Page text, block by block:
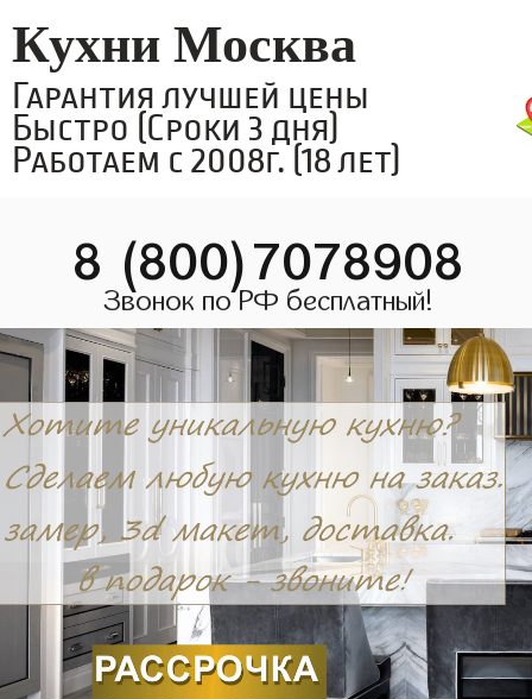
Кухни Москва
Гарантия лучшей цены
Быстро (Сроки 3 дня)
Работаем с 2008г. (18 лет)
8 (800)7078908
Звонок по РФ бесплатный!